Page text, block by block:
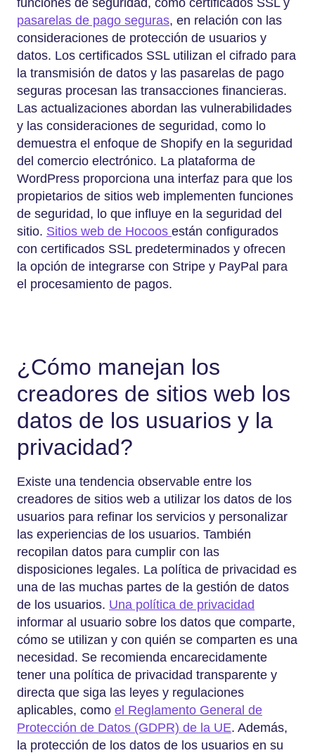
funciones de seguridad, como certificados SSL y
pasarelas de pago seguras, en relación con las
consideraciones de protección de usuarios y
datos. Los certificados SSL utilizan el cifrado para
la transmisión de datos y las pasarelas de pago
seguras procesan las transacciones financieras.
Las actualizaciones abordan las vulnerabilidades
y las consideraciones de seguridad, como lo
demuestra el enfoque de Shopify en la seguridad
del comercio electrónico. La plataforma de
WordPress proporciona una interfaz para que los
propietarios de sitios web implementen funciones
de seguridad, lo que influye en la seguridad del
sitio. Sitios web de Hocoos están configurados
con certificados SSL predeterminados y ofrecen
la opción de integrarse con Stripe y PayPal para
el procesamiento de pagos.
¿Cómo manejan los
creadores de sitios web los
datos de los usuarios y la
privacidad?
Existe una tendencia observable entre los
creadores de sitios web a utilizar los datos de los
usuarios para refinar los servicios y personalizar
las experiencias de los usuarios. También
recopilan datos para cumplir con las
disposiciones legales. La política de privacidad es
una de las muchas partes de la gestión de datos
de los usuarios. Una política de privacidad
informar al usuario sobre los datos que comparte,
cómo se utilizan y con quién se comparten es una
necesidad. Se recomienda encarecidamente
tener una política de privacidad transparente y
directa que siga las leyes y regulaciones
aplicables, como el Reglamento General de
Protección de Datos (GDPR) de la UE. Además,
la protección de los datos de los usuarios en su